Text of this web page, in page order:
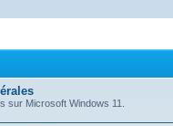
sur Microsoft Windows 11.